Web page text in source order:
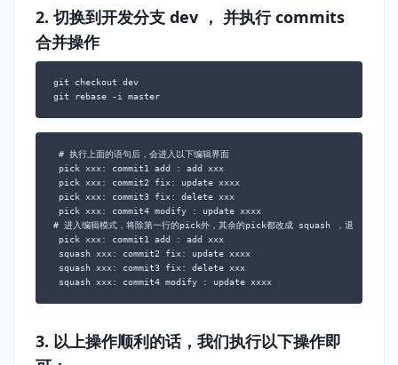
2. 切换到开发分支 dev ， 并执行 commits
合并操作
git checkout dev
git rebase -i master
# 执行上面的语句后，会进入以下编辑界面
pick xxx: commit1 add : add xxx
pick xxx: commit2 fix: update xxxx
pick xxx: commit3 fix: delete xxx
pick xxx: commit4 modify : update xxxx
# 进入编辑模式，将除第一行的pick外，其余的pick都改成 squash ，退出编辑模式
pick xxx: commit1 add : add xxx
squash xxx: commit2 fix: update xxxx
squash xxx: commit3 fix: delete xxx
squash xxx: commit4 modify : update xxxx
3. 以上操作顺利的话，我们执行以下操作即